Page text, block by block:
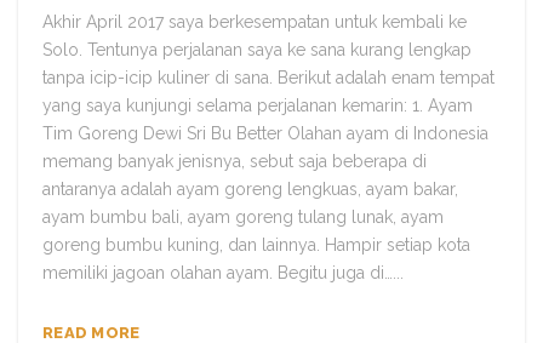
Akhir April 2017 saya berkesempatan untuk kembali ke
Solo. Tentunya perjalanan saya ke sana kurang lengkap
tanpa icip-icip kuliner di sana. Berikut adalah enam tempat
yang saya kunjungi selama perjalanan kemarin: 1. Ayam
Tim Goreng Dewi Sri Bu Better Olahan ayam di Indonesia
memang banyak jenisnya, sebut saja beberapa di
antaranya adalah ayam goreng lengkuas, ayam bakar,
ayam bumbu bali, ayam goreng tulang lunak, ayam
goreng bumbu kuning, dan lainnya. Hampir setiap kota
memiliki jagoan olahan ayam. Begitu juga di…...
READ MORE